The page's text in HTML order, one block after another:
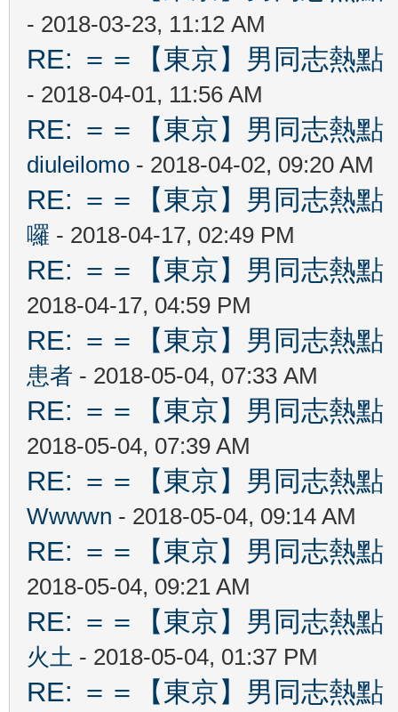
- 2018-03-23, 11:12 AM
RE: ＝＝【東京】男同志熱
- 2018-04-01, 11:56 AM
RE: ＝＝【東京】男同志熱
diuleilomo - 2018-04-02, 09:20 AM
RE: ＝＝【東京】男同志熱
囉 - 2018-04-17, 02:49 PM
RE: ＝＝【東京】男同志熱
2018-04-17, 04:59 PM
RE: ＝＝【東京】男同志熱
患者 - 2018-05-04, 07:33 AM
RE: ＝＝【東京】男同志熱
2018-05-04, 07:39 AM
RE: ＝＝【東京】男同志熱
Wwwwn - 2018-05-04, 09:14 AM
RE: ＝＝【東京】男同志熱
2018-05-04, 09:21 AM
RE: ＝＝【東京】男同志熱
火土 - 2018-05-04, 01:37 PM
RE: ＝＝【東京】男同志熱